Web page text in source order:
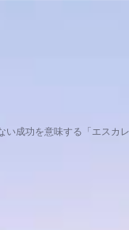
い成功を意味する「エスカ